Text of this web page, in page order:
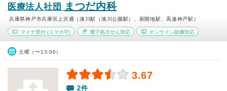
医療法人社団 まつだ内科
兵庫県神戸市兵庫区上沢通（湊川駅（湊川公園駅）、新開地駅、高速神戸駅）
マイナ受付 (スマホ可) 電子処方せん対応 オンライン診療対応
土曜（〜13:00）
3.67
2件